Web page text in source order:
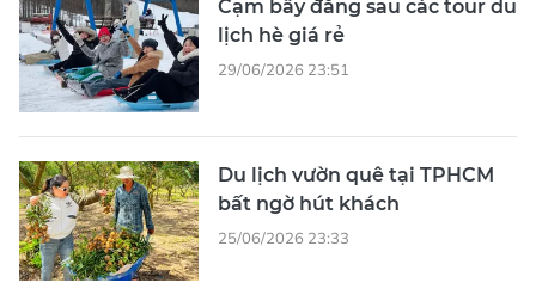
Cạm bẫy đằng sau các tour du
lịch hè giá rẻ
29/06/2026 23:51
Du lịch vườn quê tại TPHCM
bất ngờ hút khách
25/06/2026 23:33